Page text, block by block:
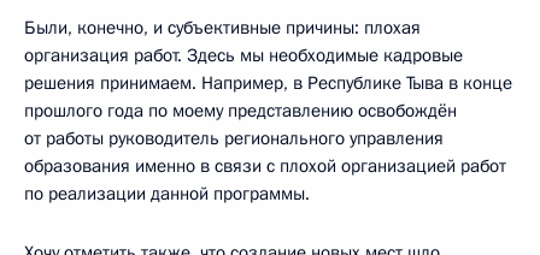
Были, конечно, и субъективные причины: плохая
организация работ. Здесь мы необходимые кадровые
решения принимаем. Например, в Республике Тыва в конце
прошлого года по моему представлению освобождён
от работы руководитель регионального управления
образования именно в связи с плохой организацией работ
по реализации данной программы.